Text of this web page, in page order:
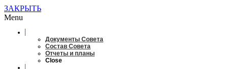
ЗАКРЫТЬ
Menu
Документы Совета
Состав Совета
Отчеты и планы
Close